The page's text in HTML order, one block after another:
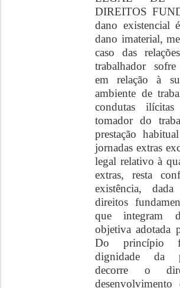
DIREITOS
dano existencial
dano imaterial,
caso das
trabalhador sofre
em relação à
ambiente de
condutas
tomador do
prestação
jornadas extras
legal relativo à
extras, resta
existência,
direitos
que integram
objetiva adotada
Do princípio
dignidade da
decorre o
desenvolvimento